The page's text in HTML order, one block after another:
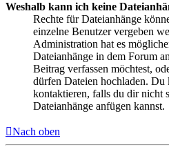
Weshalb kann ich keine
Rechte für Dateianhänge
einzelne Benutzer vergeben
Administration hat es
Dateianhänge in dem Forum
Beitrag verfassen möchtest,
dürfen Dateien hochladen.
kontaktieren, falls du dir nicht
Dateianhänge anfügen kannst.
Nach oben